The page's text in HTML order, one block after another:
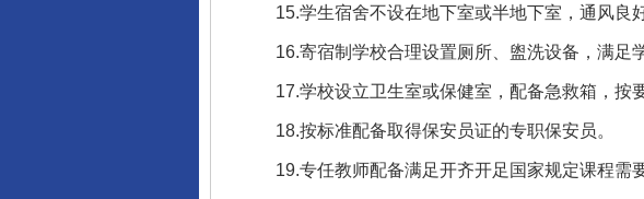
15.学生宿舍不设在地下室或半地下室，通风良好
16.寄宿制学校合理设置厕所、盥洗设备，满足学
17.学校设立卫生室或保健室，配备急救箱，按要
18.按标准配备取得保安员证的专职保安员。
19.专任教师配备满足开齐开足国家规定课程需